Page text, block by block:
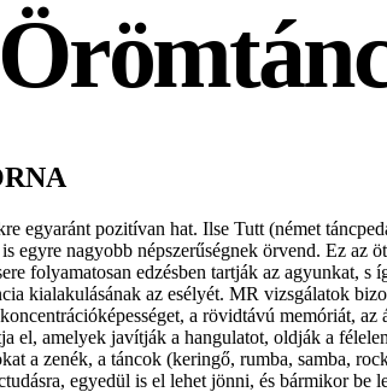
egyaránt pozitívan hat. Ilse Tutt (német
egyre nagyobb népszerűségnek örvend. Ez
folyamatosan edzésben tartják az agyunkat,
kialakulásának az esélyét. MR vizsgálatok
a rövidtávú memóriát,
el, amelyek javítják a hangulatot, oldják a
a zenék, a táncok (keringő, rumba, samba,
egyedül is el lehet jönni, és bármikor